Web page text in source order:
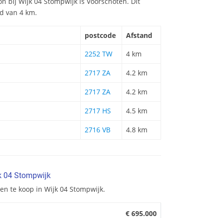
van 4 km.
postcode
Afstand
2252 TW
4 km
2717 ZA 4.2 km
2717 ZA 4.2 km
2717 HS 4.5 km
2716 VB 4.8 km
04 Stompwijk
te koop in Wijk 04 Stompwijk.
€ 695.000